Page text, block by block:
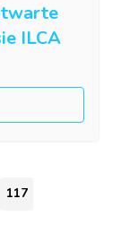
ILCA
117